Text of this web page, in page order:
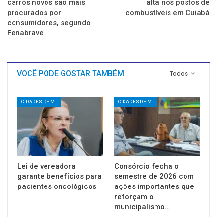
carros novos são mais
procurados por
consumidores, segundo
Fenabrave
alta nos postos de
combustíveis em Cuiabá
Todos
VOCÊ PODE GOSTAR TAMBÉM
CIDADES DE MT
Lei de vereadora
garante benefícios para
pacientes oncológicos
CIDADES DE MT
Consórcio fecha o
semestre de 2026 com
ações importantes que
reforçam o
municipalismo…